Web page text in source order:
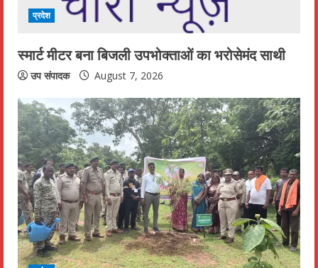
प्रदेश
स्मार्ट मीटर बना बिजली उपभोक्ताओं का भरोसेमंद साथी
उप संपादक August 7, 2026